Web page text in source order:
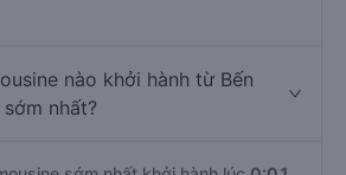
nào khởi hành từ Bến
nhất?